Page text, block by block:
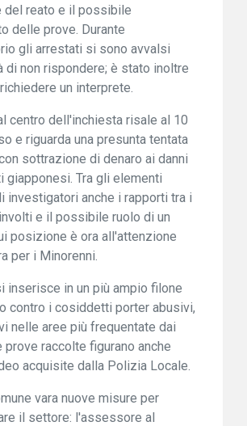
del reato e il possibile
delle prove. Durante
gli arrestati si sono avvalsi
di non rispondere; è stato inoltre
un interprete.
centro dell'inchiesta risale al 10
e riguarda una presunta tentata
sottrazione di denaro ai danni
giapponesi. Tra gli elementi
investigatori anche i rapporti tra i
e il possibile ruolo di un
posizione è ora all'attenzione
per i Minorenni.
inserisce in un più ampio filone
contro i cosiddetti porter abusivi,
nelle aree più frequentate dai
prove raccolte figurano anche
acquisite dalla Polizia Locale.
vara nuove misure per
il settore: l'assessore al